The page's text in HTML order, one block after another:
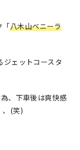
「八木山ベニーラ
ジェットコースタ
為、下車後は爽快感
、(笑)